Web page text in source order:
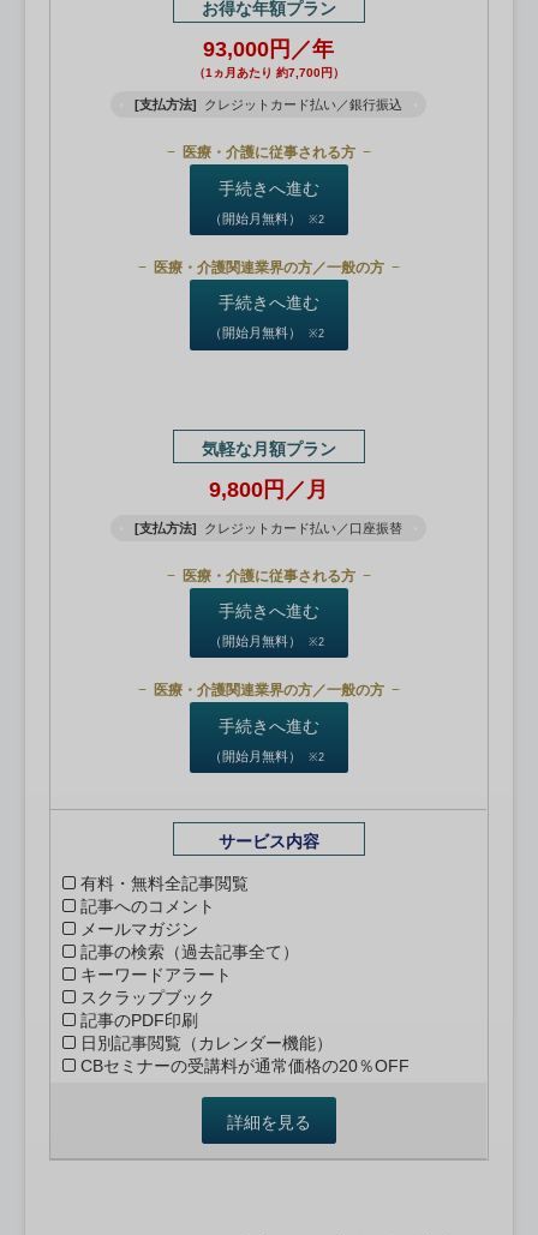
お得な年額プラン
93,000円／年
（1ヵ月あたり 約7,700円）
[支払方法] クレジットカード払い／銀行振込
医療・介護に従事される方
手続きへ進む
（開始月無料） ※2
医療・介護関連業界の方／一般の方
手続きへ進む
（開始月無料） ※2
気軽な月額プラン
9,800円／月
[支払方法] クレジットカード払い／口座振替
医療・介護に従事される方
手続きへ進む
（開始月無料） ※2
医療・介護関連業界の方／一般の方
手続きへ進む
（開始月無料） ※2
サービス内容
有料・無料全記事閲覧
記事へのコメント
メールマガジン
記事の検索（過去記事全て）
キーワードアラート
スクラップブック
記事のPDF印刷
日別記事閲覧（カレンダー機能）
CBセミナーの受講料が通常価格の20％OFF
詳細を見る